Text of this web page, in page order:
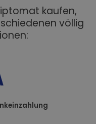
kaufen,
völlig